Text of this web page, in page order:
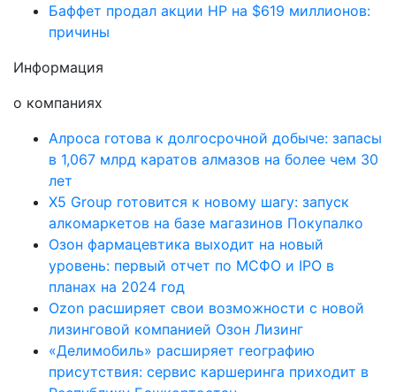
Баффет продал акции HP на $619 миллионов:
причины
Информация
о компаниях
Алроса готова к долгосрочной добыче: запасы
в 1,067 млрд каратов алмазов на более чем 30
лет
X5 Group готовится к новому шагу: запуск
алкомаркетов на базе магазинов Покупалко
Озон фармацевтика выходит на новый
уровень: первый отчет по МСФО и IPO в
планах на 2024 год
Ozon расширяет свои возможности с новой
лизинговой компанией Озон Лизинг
«Делимобиль» расширяет географию
присутствия: сервис каршеринга приходит в